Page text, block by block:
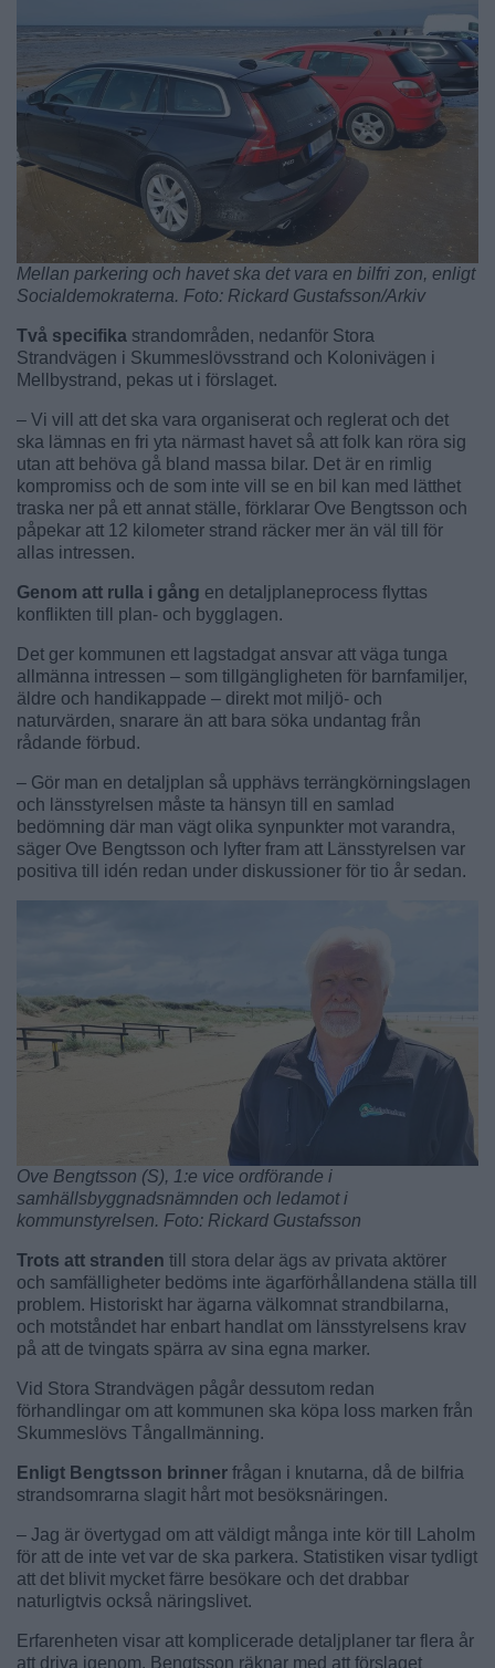
Mellan parkering och havet ska det vara en bilfri zon, enligt
Socialdemokraterna. Foto: Rickard Gustafsson/Arkiv
Två specifika strandområden, nedanför Stora
Strandvägen i Skummeslövsstrand och Kolonivägen i
Mellbystrand, pekas ut i förslaget.
– Vi vill att det ska vara organiserat och reglerat och det
ska lämnas en fri yta närmast havet så att folk kan röra sig
utan att behöva gå bland massa bilar. Det är en rimlig
kompromiss och de som inte vill se en bil kan med lätthet
traska ner på ett annat ställe, förklarar Ove Bengtsson och
påpekar att 12 kilometer strand räcker mer än väl till för
allas intressen.
Genom att rulla i gång en detaljplaneprocess flyttas
konflikten till plan- och bygglagen.
Det ger kommunen ett lagstadgat ansvar att väga tunga
allmänna intressen – som tillgängligheten för barnfamiljer,
äldre och handikappade – direkt mot miljö- och
naturvärden, snarare än att bara söka undantag från
rådande förbud.
– Gör man en detaljplan så upphävs terrängkörningslagen
och länsstyrelsen måste ta hänsyn till en samlad
bedömning där man vägt olika synpunkter mot varandra,
säger Ove Bengtsson och lyfter fram att Länsstyrelsen var
positiva till idén redan under diskussioner för tio år sedan.
Ove Bengtsson (S), 1:e vice ordförande i
samhällsbyggnadsnämnden och ledamot i
kommunstyrelsen. Foto: Rickard Gustafsson
Trots att stranden till stora delar ägs av privata aktörer
och samfälligheter bedöms inte ägarförhållandena ställa till
problem. Historiskt har ägarna välkomnat strandbilarna,
och motståndet har enbart handlat om länsstyrelsens krav
på att de tvingats spärra av sina egna marker.
Vid Stora Strandvägen pågår dessutom redan
förhandlingar om att kommunen ska köpa loss marken från
Skummeslövs Tångallmänning.
Enligt Bengtsson brinner frågan i knutarna, då de bilfria
strandsomrarna slagit hårt mot besöksnäringen.
– Jag är övertygad om att väldigt många inte kör till Laholm
för att de inte vet var de ska parkera. Statistiken visar tydligt
att det blivit mycket färre besökare och det drabbar
naturligtvis också näringslivet.
Erfarenheten visar att komplicerade detaljplaner tar flera år
att driva igenom. Bengtsson räknar med att förslaget